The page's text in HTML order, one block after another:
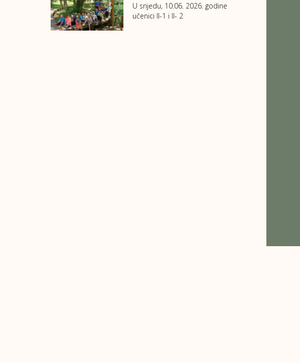
U srijedu, 10.06. 2026. godine
učenici II-1 i II- 2